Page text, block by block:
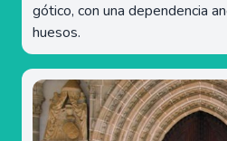
gótico, con una dependencia
huesos.